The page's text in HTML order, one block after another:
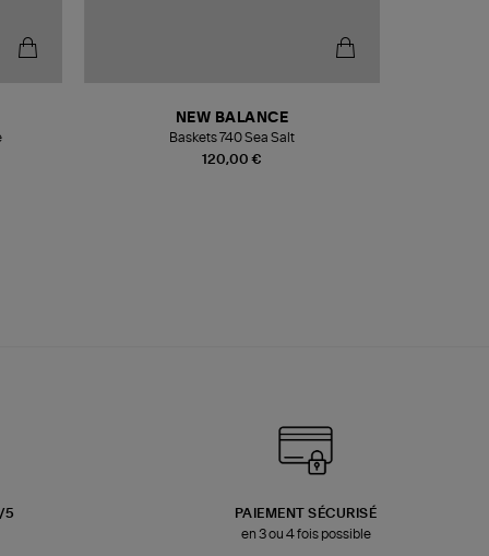
120,00 €
NEW BALANCE
Baskets 740 Sea Salt
5
PAIEMENT SÉCURISÉ
en 3 ou 4 fois possible